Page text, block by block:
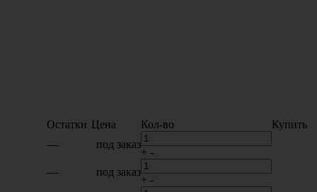
Остатки Цена Кол-во
Купить
— под заказ
+ -
— под заказ
+ -